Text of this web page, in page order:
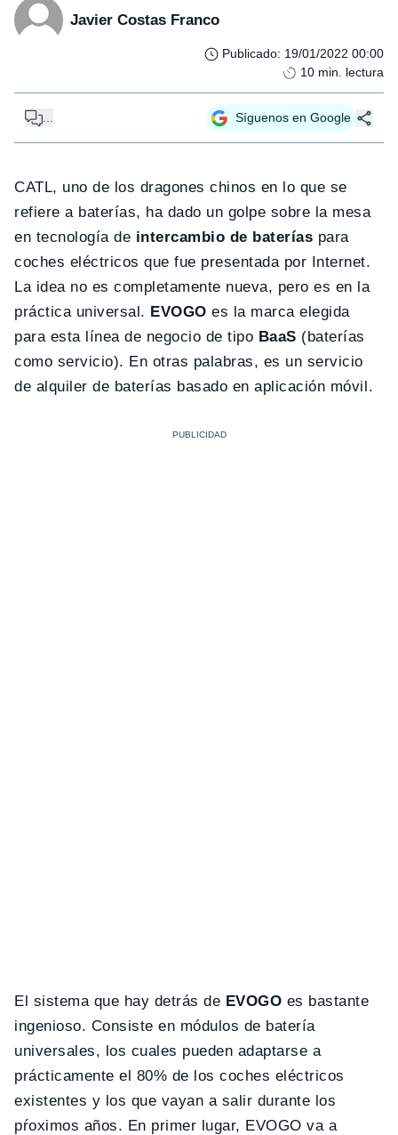
Javier Costas Franco
Publicado: 19/01/2022 00:00
10 min. lectura
Síguenos en Google
CATL, uno de los dragones chinos en lo que se
refiere a baterías, ha dado un golpe sobre la mesa
en tecnología de intercambio de baterías para
coches eléctricos que fue presentada por Internet.
La idea no es completamente nueva, pero es en la
práctica universal. EVOGO es la marca elegida
para esta línea de negocio de tipo BaaS (baterías
como servicio). En otras palabras, es un servicio
de alquiler de baterías basado en aplicación móvil.
El sistema que hay detrás de EVOGO es bastante
ingenioso. Consiste en módulos de batería
universales, los cuales pueden adaptarse a
prácticamente el 80% de los coches eléctricos
existentes y los que vayan a salir durante los
pŕoximos años. En primer lugar, EVOGO va a